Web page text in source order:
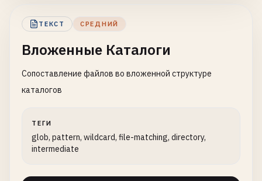
ТЕКСТ СРЕДНИЙ
Вложенные Каталоги
Сопоставление файлов во вложенной структуре
каталогов
ТЕГИ
glob, pattern, wildcard, file-matching, directory,
intermediate